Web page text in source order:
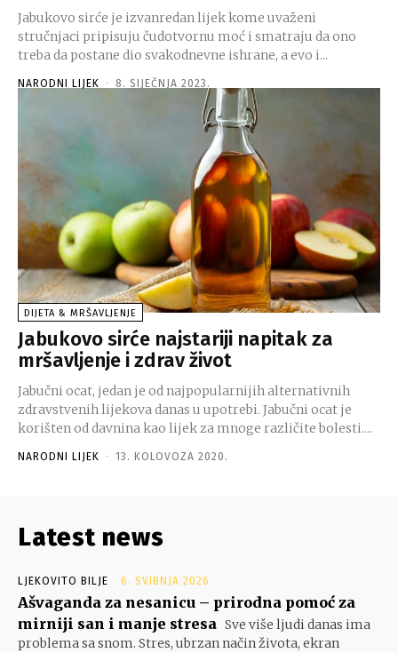
Jabukovo sirće je izvanredan lijek kome uvaženi
stručnjaci pripisuju čudotvornu moć i smatraju da ono
treba da postane dio svakodnevne ishrane, a evo i...
NARODNI LIJEK - 8. SIJEČNJA 2023.
DIJETA & MRŠAVLJENJE
Jabukovo sirće najstariji napitak za
mršavljenje i zdrav život
Jabučni ocat, jedan je od najpopularnijih alternativnih
zdravstvenih lijekova danas u upotrebi. Jabučni ocat je
korišten od davnina kao lijek za mnoge različite bolesti....
NARODNI LIJEK - 13. KOLOVOZA 2020.
Latest news
LJEKOVITO BILJE 6. SVIBNJA 2026.
Ašvaganda za nesanicu – prirodna pomoć za
mirniji san i manje stresa Sve više ljudi danas ima
problema sa snom. Stres, ubrzan način života, ekran